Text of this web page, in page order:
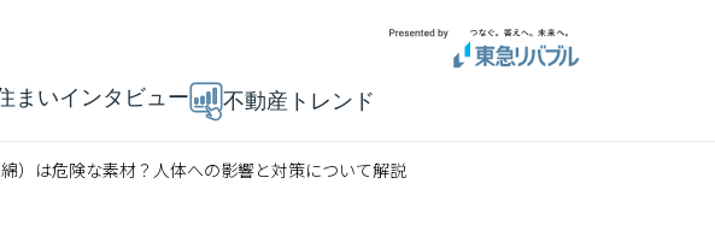
まいインタビュー 不動産トレンド
）は危険な素材？人体への影響と対策について解説